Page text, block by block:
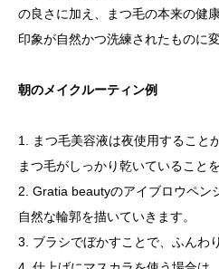
の良さに加え、まつ毛の本来の健
印象が自然かつ洗練されたものに
朝のメイクルーティン例
1. まつ毛美容液は夜使用すること
まつ毛がしっかり乾いていること
2. Gratia beautyのアイブロウペン
自然な輪郭を描いていきます。
3. ブラシでぼかすことで、ふんわ